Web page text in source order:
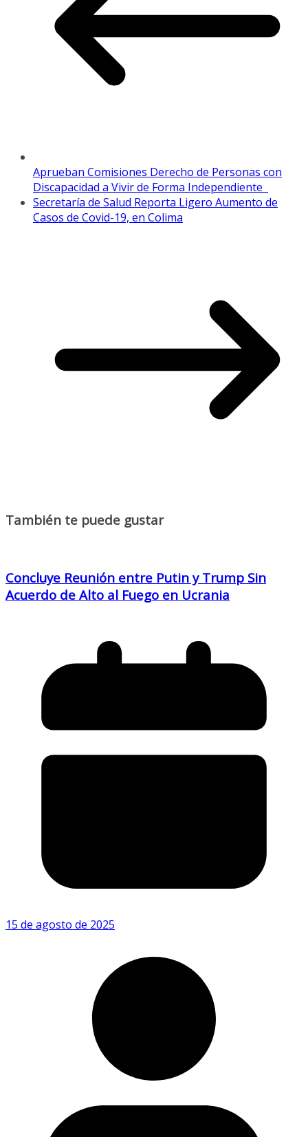
Aprueban Comisiones Derecho de Personas con
Discapacidad a Vivir de Forma Independiente
Secretaría de Salud Reporta Ligero Aumento de
Casos de Covid-19, en Colima
También te puede gustar
Concluye Reunión entre Putin y Trump Sin
Acuerdo de Alto al Fuego en Ucrania
15 de agosto de 2025